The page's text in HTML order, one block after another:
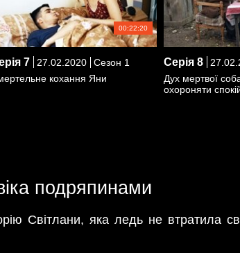
00:22:20
7 27.02.2020
Сезон 1
кохання Яни
Серія 8
Дух мертвої
охороняти
подряпинами
Світлани, яка ледь не втратила